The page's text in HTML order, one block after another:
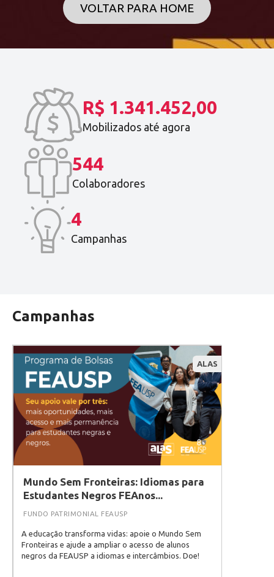
VOLTAR PARA HOME
R$ 1.341.452,00
Mobilizados até agora
544
Colaboradores
4
Campanhas
Campanhas
ALAS
Mundo Sem Fronteiras: Idiomas para
Estudantes Negros FEAnos...
FUNDO PATRIMONIAL FEAUSP
A educação transforma vidas: apoie o Mundo Sem
Fronteiras e ajude a ampliar o acesso de alunos
negros da FEAUSP a idiomas e intercâmbios. Doe!